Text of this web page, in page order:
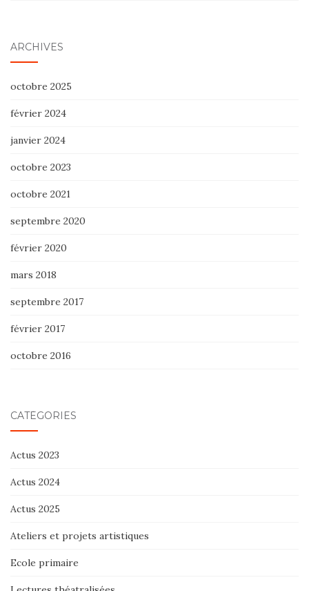
ARCHIVES
octobre 2025
février 2024
janvier 2024
octobre 2023
octobre 2021
septembre 2020
février 2020
mars 2018
septembre 2017
février 2017
octobre 2016
CATÉGORIES
Actus 2023
Actus 2024
Actus 2025
Ateliers et projets artistiques
Ecole primaire